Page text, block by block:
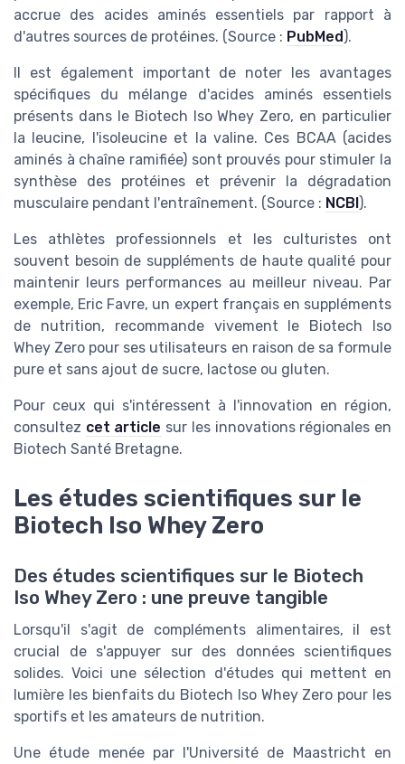
accrue des acides aminés essentiels par rapport à
d'autres sources de protéines. (Source : PubMed ).
Il est également important de noter les avantages
spécifiques du mélange d'acides aminés essentiels
présents dans le Biotech Iso Whey Zero, en particulier
la leucine, l'isoleucine et la valine. Ces BCAA (acides
aminés à chaîne ramifiée) sont prouvés pour stimuler la
synthèse des protéines et prévenir la dégradation
musculaire pendant l'entraînement. (Source : NCBI ).
Les athlètes professionnels et les culturistes ont
souvent besoin de suppléments de haute qualité pour
maintenir leurs performances au meilleur niveau. Par
exemple, Eric Favre, un expert français en suppléments
de nutrition, recommande vivement le Biotech Iso
Whey Zero pour ses utilisateurs en raison de sa formule
pure et sans ajout de sucre, lactose ou gluten.
Pour ceux qui s'intéressent à l'innovation en région,
consultez cet article sur les innovations régionales en
Biotech Santé Bretagne.
Les études scientifiques sur le
Biotech Iso Whey Zero
Des études scientifiques sur le Biotech
Iso Whey Zero : une preuve tangible
Lorsqu'il s'agit de compléments alimentaires, il est
crucial de s'appuyer sur des données scientifiques
solides. Voici une sélection d'études qui mettent en
lumière les bienfaits du Biotech Iso Whey Zero pour les
sportifs et les amateurs de nutrition.
Une étude menée par l'Université de Maastricht en